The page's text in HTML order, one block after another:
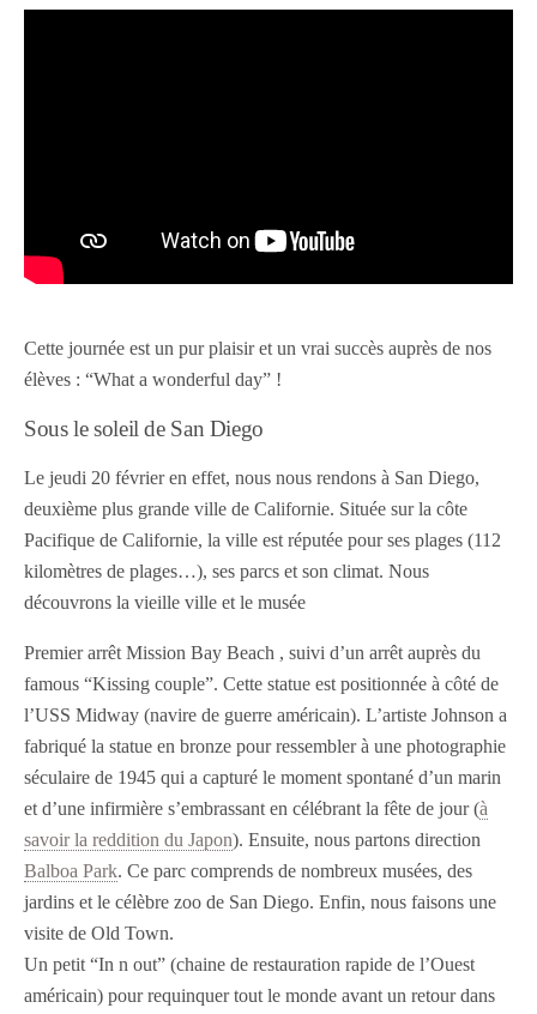
Cette journée est un pur plaisir et un vrai succès auprès de nos
élèves : “What a wonderful day” !
Sous le soleil de San Diego
Le jeudi 20 février en effet, nous nous rendons à San Diego,
deuxième plus grande ville de Californie. Située sur la côte
Pacifique de Californie, la ville est réputée pour ses plages (112
kilomètres de plages…), ses parcs et son climat. Nous
découvrons la vieille ville et le musée
Premier arrêt Mission Bay Beach , suivi d’un arrêt auprès du
famous “Kissing couple”. Cette statue est positionnée à côté de
l’USS Midway (navire de guerre américain). L’artiste Johnson a
fabriqué la statue en bronze pour ressembler à une photographie
séculaire de 1945 qui a capturé le moment spontané d’un marin
et d’une infirmière s’embrassant en célébrant la fête de jour (à
savoir la reddition du Japon). Ensuite, nous partons direction
Balboa Park. Ce parc comprends de nombreux musées, des
jardins et le célèbre zoo de San Diego. Enfin, nous faisons une
visite de Old Town.
Un petit “In n out” (chaine de restauration rapide de l’Ouest
américain) pour requinquer tout le monde avant un retour dans